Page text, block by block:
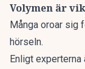
Volymen är
Många oroar sig
hörseln.
Enligt experterna